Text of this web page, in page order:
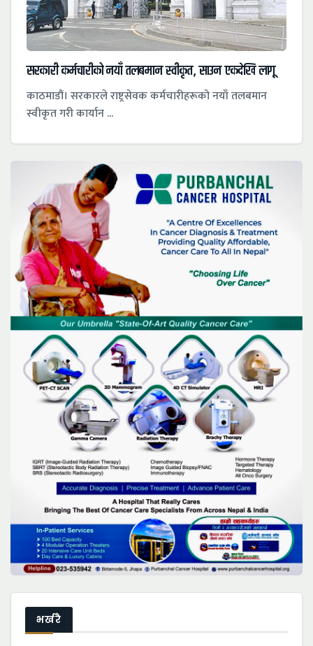
सरकारी कर्मचारीको नयाँ तलबमान स्वीकृत, साउन एकदेखि लागू
काठमाडौं। सरकारले राष्ट्रसेवक कर्मचारीहरूको नयाँ तलबमान
स्वीकृत गरी कार्यान ...
भर्खरै